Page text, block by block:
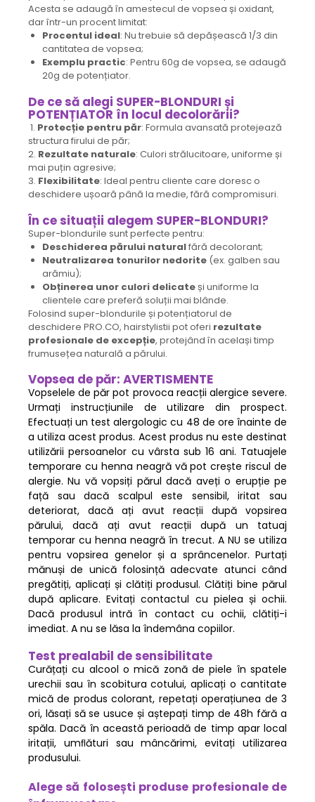
Acesta se adaugă în amestecul de vopsea și oxidant,
dar într-un procent limitat:
Procentul ideal: Nu trebuie să depășească 1/3 din
cantitatea de vopsea;
Exemplu practic: Pentru 60g de vopsea, se adaugă
20g de potențiator.
De ce să alegi SUPER-BLONDURI și
POTENȚIATOR în locul decolorării?
1. Protecție pentru păr: Formula avansată protejează
structura firului de păr;
2. Rezultate naturale: Culori strălucitoare, uniforme și
mai puțin agresive;
3. Flexibilitate: Ideal pentru cliente care doresc o
deschidere ușoară până la medie, fără compromisuri.
În ce situații alegem SUPER-BLONDURI?
Super-blondurile sunt perfecte pentru:
Deschiderea părului naturalfără decolorant;
Neutralizarea tonurilor nedorite (ex. galben sau
arămiu);
Obținerea unor culori delicateși uniforme la
clientele care preferă soluții mai blânde.
Folosind super-blondurile și potențiatorul de
deschidere PRO.CO, hairstylistii pot oferi rezultate
profesionale de excepție, protejând în același timp
frumusețea naturală a părului.
Vopsea de păr: AVERTISMENTE
Vopselele de păr pot provoca reacții alergice severe.
Urmați instrucțiunile de utilizare din prospect.
Efectuați un test alergologic cu 48 de ore înainte de
a utiliza acest produs. Acest produs nu este destinat
utilizării persoanelor cu vârsta sub 16 ani. Tatuajele
temporare cu henna neagră vă pot crește riscul de
alergie. Nu vă vopsiți părul dacă aveți o erupție pe
față sau dacă scalpul este sensibil, iritat sau
deteriorat, dacă ați avut reacții după vopsirea
părului, dacă ați avut reacții după un tatuaj
temporar cu henna neagră în trecut. A NU se utiliza
pentru vopsirea genelor și a sprâncenelor. Purtați
mănuși de unică folosință adecvate atunci când
pregătiți, aplicați și clătiți produsul. Clătiți bine părul
după aplicare. Evitați contactul cu pielea și ochii.
Dacă produsul intră în contact cu ochii, clătiți-i
imediat. A nu se lăsa la îndemâna copiilor.
Test prealabil de sensibilitate
Curățați cu alcool o mică zonă de piele în spatele
urechii sau în scobitura cotului, aplicați o cantitate
mică de produs colorant, repetați operațiunea de 3
ori, lăsați să se usuce și aștepați timp de 48h fără a
spăla. Dacă în această perioadă de timp apar local
iritații, umﬂături sau mâncărimi, evitați utilizarea
produsului.
Alege să folosești produse profesionale de